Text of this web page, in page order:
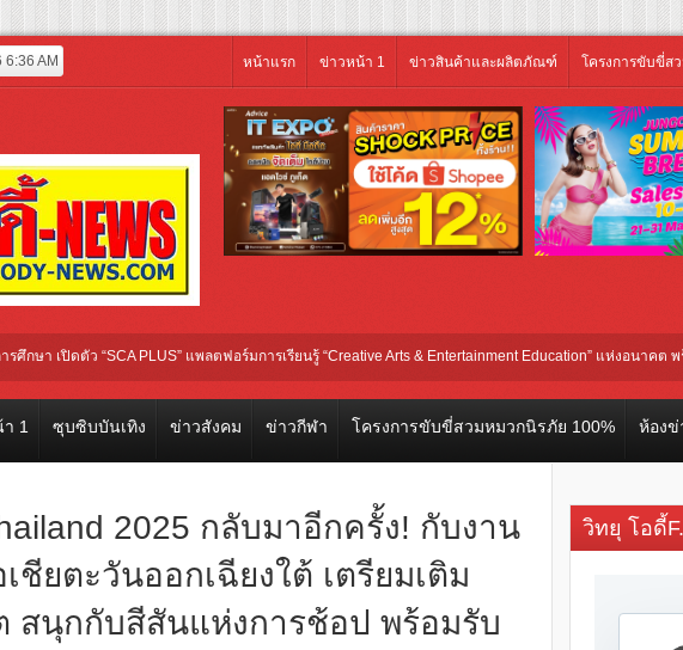
AM หน้าแรก ข่าวหน้า 1 ข่าวสินค้าและผลิตภัณฑ์ โครงการขับขี่ส
“SCA PLUS” แพลตฟอร์มการเรียนรู้ “Creative Arts & Entertainment Education” แห่งอนาคต พร้อมต่อย
บโจทย์คนรุ่นใหม่
1 ซุบซิบบันเทิง ข่าวสังคม ข่าวกีฬา โครงการขับขี่สวมหมวกนิรภัย 100% ห้องข่
2025 กลับมาอีกครั้ง! กับงาน
ชียตะวันออกเฉียงใต้ เตรียมเติม
สนุกกับสีสันแห่งการช้อป พร้อมรับ
วิทยุ โอดี้